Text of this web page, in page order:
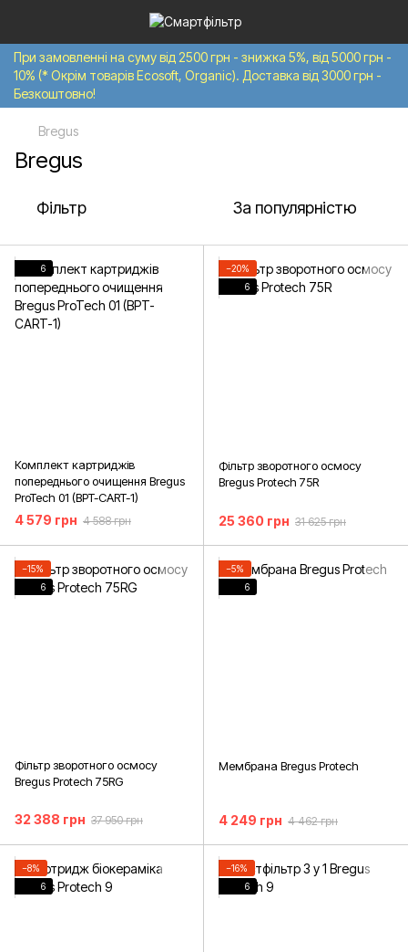
При замовленні на суму від 2500 грн - знижка 5%, від 5000 грн -
10% (* Окрім товарів Ecosoft, Organic). Доставка від 3000 грн -
Безкоштовно!
Bregus
Bregus
Фільтр За популярністю
6
Комплект картриджів
попереднього очищення Bregus
ProTech 01 (BPT-CART-1)
4 579 грн 4 588 грн
−20%
6
Фільтр зворотного осмосу
Bregus Protech 75R
25 360 грн 31 625 грн
−15%
6
Фільтр зворотного осмосу
Bregus Protech 75RG
32 388 грн 37 950 грн
−5%
6
Мембрана Bregus Protech
4 249 грн 4 462 грн
−8%
6
−16%
6